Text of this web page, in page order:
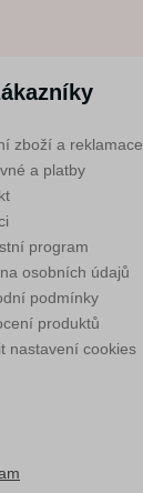
zboží a reklamace
a platby
program
osobních údajů
podmínky
produktů
nastavení cookies